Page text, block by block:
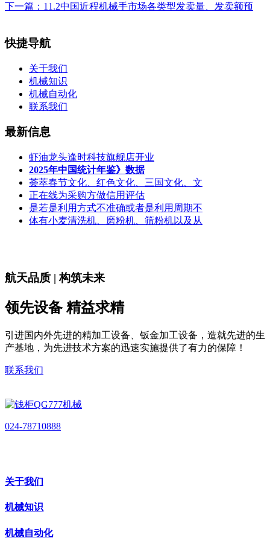
下一篇： 11.2中国近程机械手市场各类型发卖量、发卖额预
快捷导航
关于我们
机械知识
机械自动化
联系我们
最新信息
虾油龙头逢时科技旗舰店开业
2025年中国统计年鉴》数据
荟萃春节文化、红色文化、三国文化、文
正在线为采购方做信用评估
是若是利用方式不准确或者是利用周期不
体有小麦清洗机、磨粉机、筛粉机以及从
航天品质 | 构筑未来
领先设备 精益求精
引进国内外先进的精加工设备、钣金加工设备，造就先进的生
产基地，为先进技术方案的迅速实施提供了有力的保障！
联系我们
024-78710888
关于我们
机械知识
机械自动化